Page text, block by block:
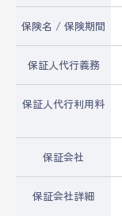
保険名 / 保険期間
保証人代行義務
保証人代行利用料
保証会社
保証会社詳細